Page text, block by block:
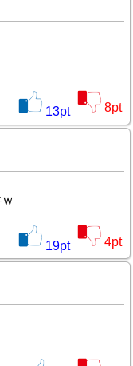
13pt 8pt
19pt 4pt